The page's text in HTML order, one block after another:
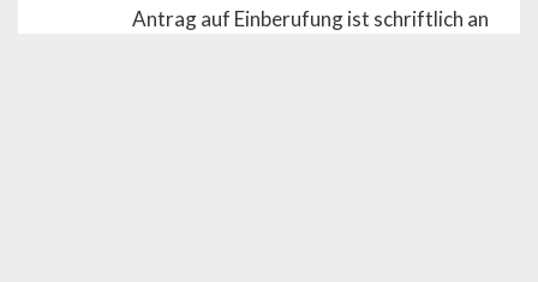
Antrag auf Einberufung ist schriftlich an